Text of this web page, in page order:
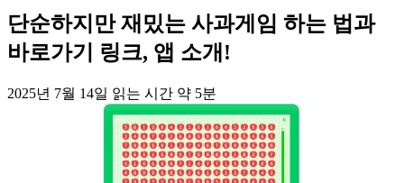
단순하지만 재밌는 사과게임 하는 법과
바로가기 링크, 앱 소개!
2025년 7월 14일 읽는 시간 약 5분